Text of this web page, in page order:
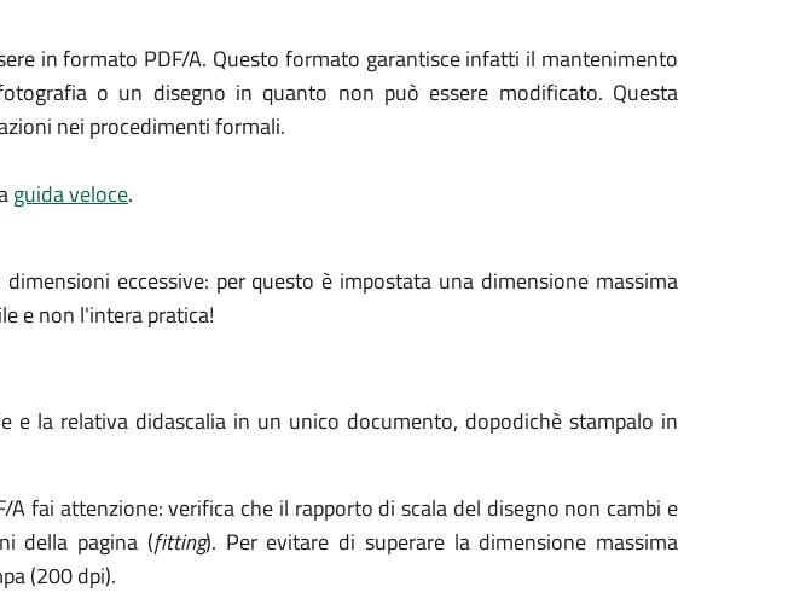
in formato PDF/A. Questo formato garantisce infatti il mantenimento
o un disegno in quanto non può essere modificato. Questa
nei procedimenti formali.
guida veloce.
eccessive: per questo è impostata una dimensione massima
e non l'intera pratica!
la relativa didascalia in un unico documento, dopodichè stampalo in
fai attenzione: verifica che il rapporto di scala del disegno non cambi e
della pagina (fitting). Per evitare di superare la dimensione massima
(200 dpi).